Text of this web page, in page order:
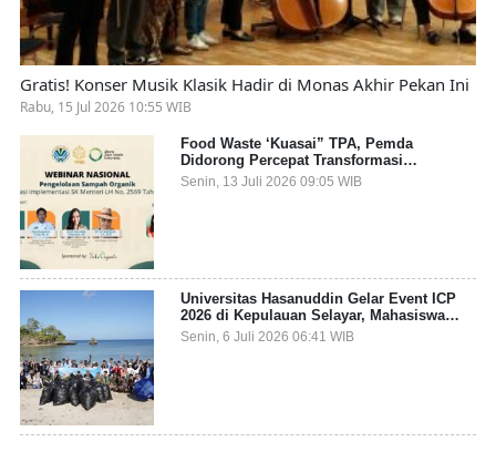
Gratis! Konser Musik Klasik Hadir di Monas Akhir Pekan Ini
Rabu, 15 Jul 2026 10:55 WIB
Food Waste ‘Kuasai” TPA, Pemda
Didorong Percepat Transformasi
Pengelolaan Sampah Organik dari Sumber
Senin, 13 Juli 2026 09:05 WIB
Universitas Hasanuddin Gelar Event ICP
2026 di Kepulauan Selayar, Mahasiswa
dari 27 Negara Jadi Partisipan
Senin, 6 Juli 2026 06:41 WIB